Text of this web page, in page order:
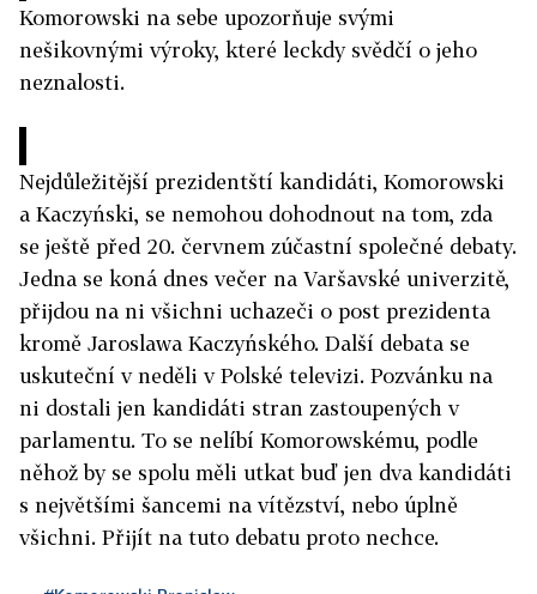
Komorowski na sebe upozorňuje svými
nešikovnými výroky, které leckdy svědčí o jeho
neznalosti.
Nejdůležitější prezidentští kandidáti, Komorowski
a Kaczyński, se nemohou dohodnout na tom, zda
se ještě před 20. červnem zúčastní společné debaty.
Jedna se koná dnes večer na Varšavské univerzitě,
přijdou na ni všichni uchazeči o post prezidenta
kromě Jaroslawa Kaczyńského. Další debata se
uskuteční v neděli v Polské televizi. Pozvánku na
ni dostali jen kandidáti stran zastoupených v
parlamentu. To se nelíbí Komorowskému, podle
něhož by se spolu měli utkat buď jen dva kandidáti
s největšími šancemi na vítězství, nebo úplně
všichni. Přijít na tuto debatu proto nechce.